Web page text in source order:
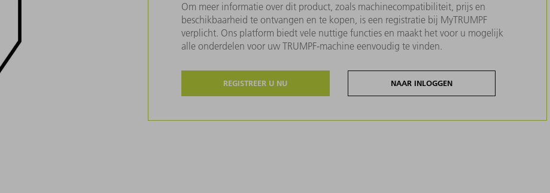
Om meer informatie over dit product, zoals machinecompatibiliteit, prijs en
beschikbaarheid te ontvangen en te kopen, is een registratie bij MyTRUMPF
verplicht. Ons platform biedt vele nuttige functies en maakt het voor u mogelijk
alle onderdelen voor uw TRUMPF-machine eenvoudig te vinden.
REGISTREER U NU NAAR INLOGGEN